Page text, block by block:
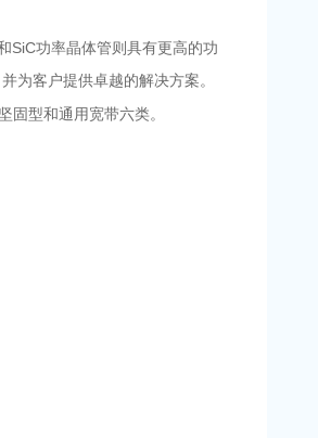
功率晶体管则具有更高的功
为客户提供卓越的解决方案。
型和通用宽带六类。